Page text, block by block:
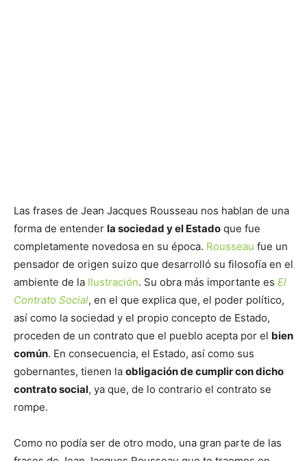
Las frases de Jean Jacques Rousseau nos hablan de una
forma de entender la sociedad y el Estado que fue
completamente novedosa en su época. Rousseau fue un
pensador de origen suizo que desarrolló su filosofía en el
ambiente de la Ilustración. Su obra más importante es El
Contrato Social, en el que explica que, el poder político,
así como la sociedad y el propio concepto de Estado,
proceden de un contrato que el pueblo acepta por el bien
común. En consecuencia, el Estado, así como sus
gobernantes, tienen la obligación de cumplir con dicho
contrato social, ya que, de lo contrario el contrato se
rompe.
Como no podía ser de otro modo, una gran parte de las